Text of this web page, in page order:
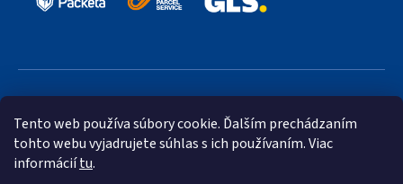
Tento web používa súbory cookie. Ďalším prechádzaním
tohto webu vyjadrujete súhlas s ich používaním. Viac
informáciítu.
Obľúbené spôsoby platby: